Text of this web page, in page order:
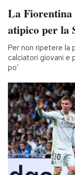
La Fiorentina
atipico per la
Per non ripetere la
calciatori giovani e
po’